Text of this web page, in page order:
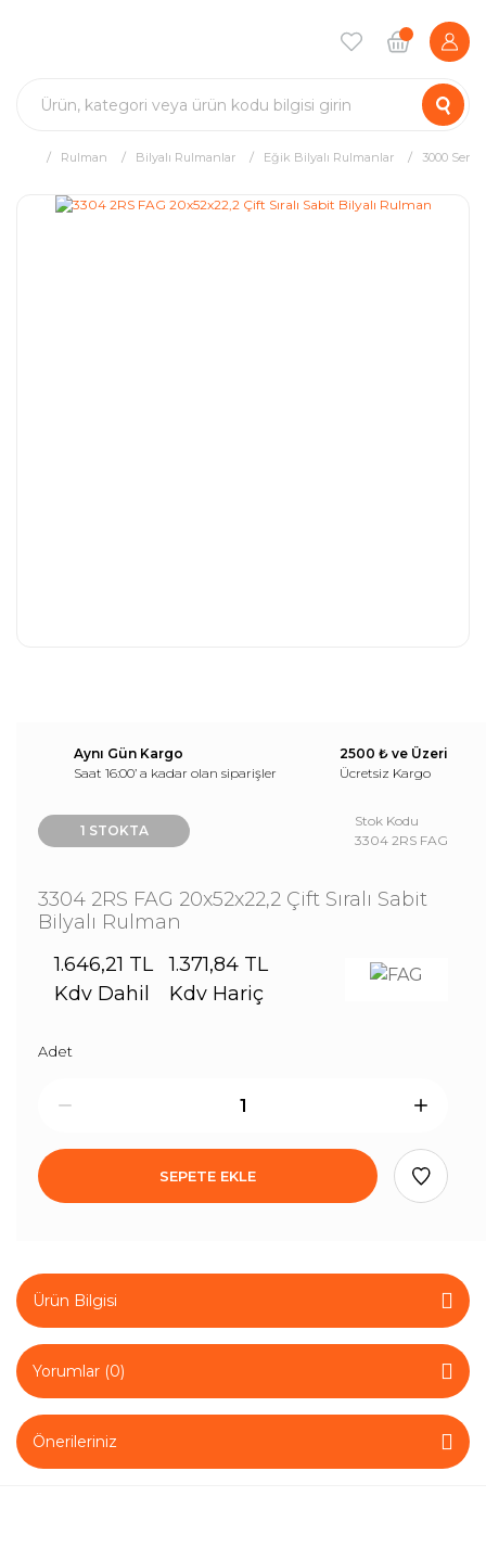
Rulman Bilyalı Rulmanlar Eğik Bilyalı Rulmanlar 3000
Aynı Gün Kargo
Saat 16:00’ a kadar olan siparişler
2500 ₺ ve Üzeri
Ücretsiz Kargo
1 STOKTA
Stok Kodu
3304 2RS FAG
3304 2RS FAG 20x52x22,2 Çift Sıralı Sabit
Bilyalı Rulman
1.646,21 TL
Kdv Dahil
1.371,84 TL
Kdv Hariç
Adet
SEPETE EKLE
Ürün Bilgisi
Yorumlar (0)
Önerileriniz